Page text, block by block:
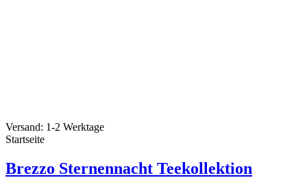
Versand: 1-2 Werktage
Startseite
Brezzo Sternennacht Teekollektion